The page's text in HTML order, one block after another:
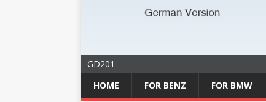
GD201
HOME
FOR BENZ FOR BMW